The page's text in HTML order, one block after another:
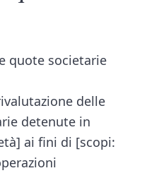
quote societarie
delle
detenute in
ai fini di [scopi: